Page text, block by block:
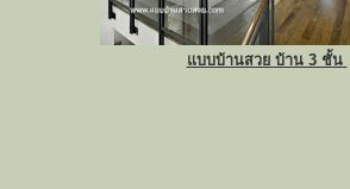
แบบบ้านสวย บ้าน 3 ชั้น